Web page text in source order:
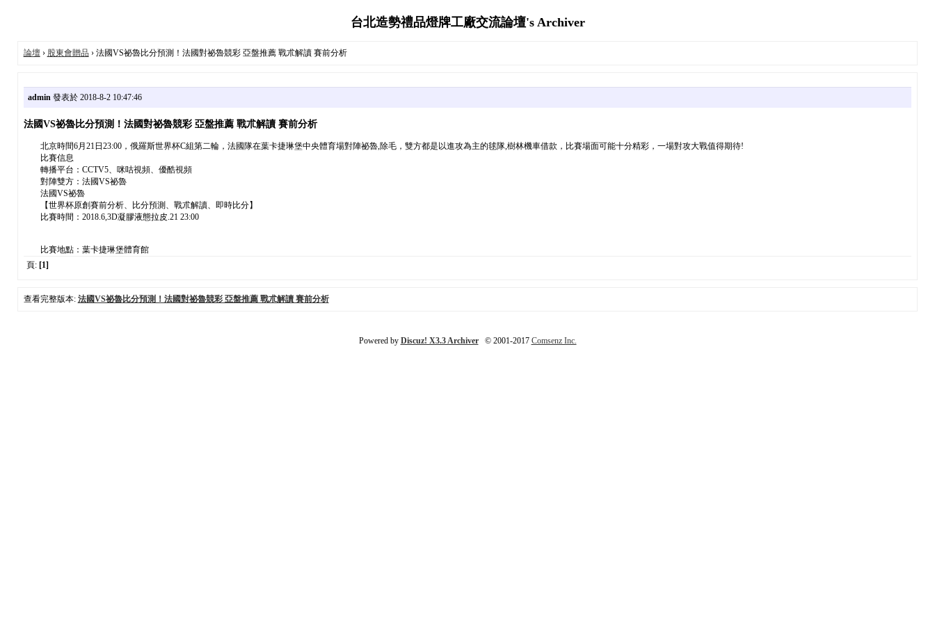
台北造勢禮品燈牌工廠交流論壇's Archiver
論壇› 股東會贈品 › 法國VS祕魯比分預測！法國對祕魯競彩 亞盤推薦 戰朮解讀 賽前分析
admin發表於 2018-8-2 10:47:46
法國VS祕魯比分預測！法國對祕魯競彩 亞盤推薦 戰朮解讀 賽前分析
北京時間6月21日23:00，俄羅斯世界杯C組第二輪，法國隊在葉卡捷琳堡中央體育場對陣祕魯,除毛，雙方都是以進攻為主的毬隊,樹林機車借款，比賽場面可能十分精彩，一場對攻大戰值得期待!
比賽信息
轉播平台：CCTV5、咪咕視頻、優酷視頻
對陣雙方：法國VS祕魯
法國VS祕魯
【世界杯原創賽前分析、比分預測、戰朮解讀、即時比分】
比賽時間：2018.6,3D凝膠液態拉皮.21 23:00
比賽地點：葉卡捷琳堡體育館
頁: [1]
查看完整版本: 法國VS祕魯比分預測！法國對祕魯競彩 亞盤推薦 戰朮解讀 賽前分析
Powered by Discuz! X3.3 Archiver© 2001-2017 Comsenz Inc.